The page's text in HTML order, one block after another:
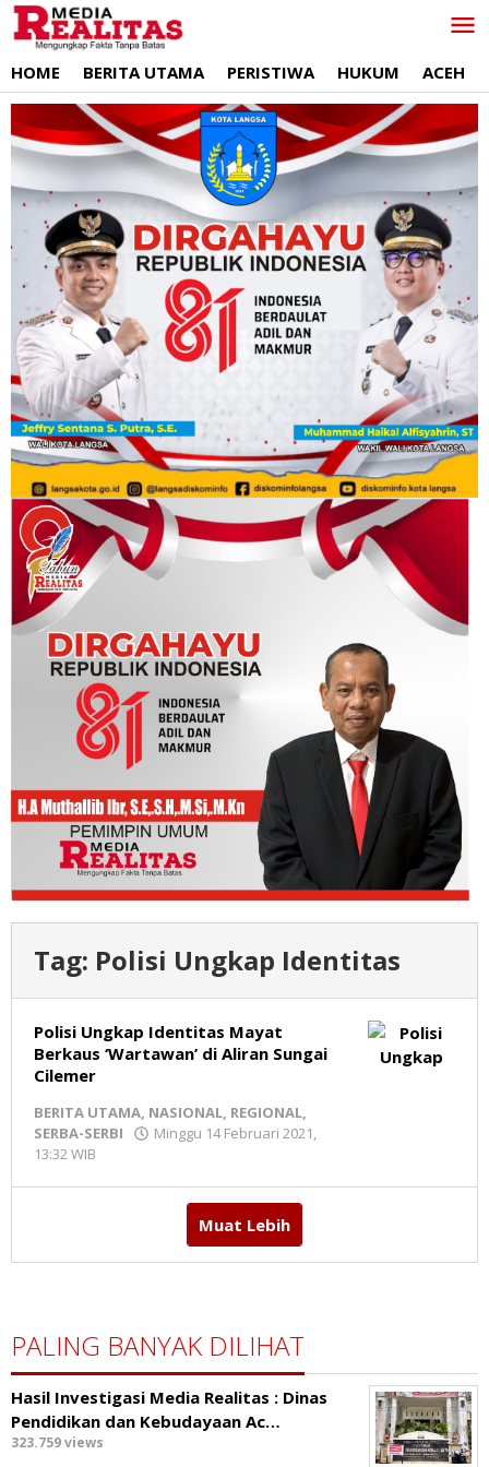
Lewati
ke
HOME BERITA UTAMA PERISTIWA HUKUM ACEH
Tag: Polisi Ungkap Identitas
Polisi Ungkap Identitas Mayat
Berkaus ‘Wartawan’ di Aliran Sungai
Cilemer
BERITA UTAMA, NASIONAL, REGIONAL,
SERBA-SERBI
Minggu 14 Februari 2021,
13:32 WIB
Muat Lebih
PALING BANYAK DILIHAT
Hasil Investigasi Media Realitas : ‎Dinas
Pendidikan dan Kebudayaan Ac…
323.759 views